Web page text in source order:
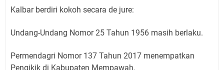
Kalbar berdiri kokoh secara de jure:
Undang-Undang Nomor 25 Tahun 1956 masih berlaku.
Permendagri Nomor 137 Tahun 2017 menempatkan
Pengikik di Kabupaten Mempawah.